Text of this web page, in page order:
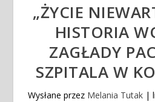
„ŻYCIE
HISTORIA
ZAGŁADY
SZPITALA W
Wysłane przez Melania Tutak|